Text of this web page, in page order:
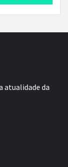
atualidade da